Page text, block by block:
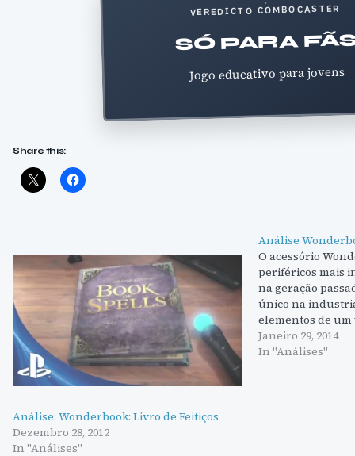
VEREDICTO COMBOCASTER
SÓ PARA
Jogo educativo para jovens
Share this:
Análise: Wonderbook: Livro de Feitiços
Dezembro 28, 2012
In "Análises"
Análise
O acessório
periféricos mais
na geração
único na
elementos de um
experiências
assemelham
Janeiro 29, 2014
In "Análises"